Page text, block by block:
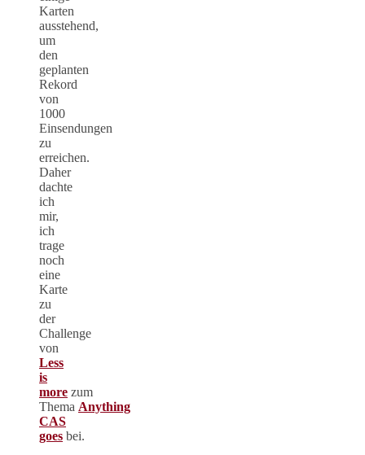
Karten
ausstehend,
um
den
geplanten
Rekord
von
1000
Einsendungen
zu
erreichen.
Daher
dachte
ich
mir,
ich
trage
noch
eine
Karte
zu
der
Challenge
von
Less
is
more zum
Thema Anything
CAS
goes bei.